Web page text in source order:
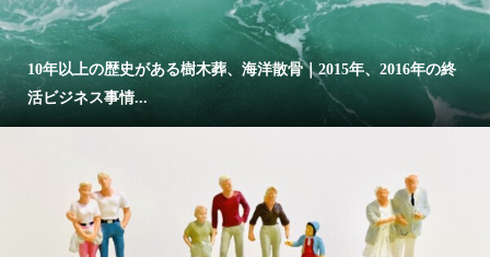
10年以上の歴史がある樹木葬、海洋散骨｜2015年、2016年の終
活ビジネス事情...